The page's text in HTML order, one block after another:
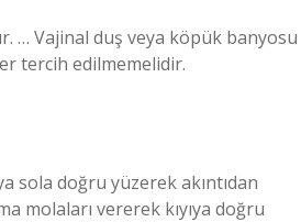
… Vajinal duş veya köpük banyosu
tercih edilmemelidir.
sola doğru yüzerek akıntıdan
molaları vererek kıyıya doğru